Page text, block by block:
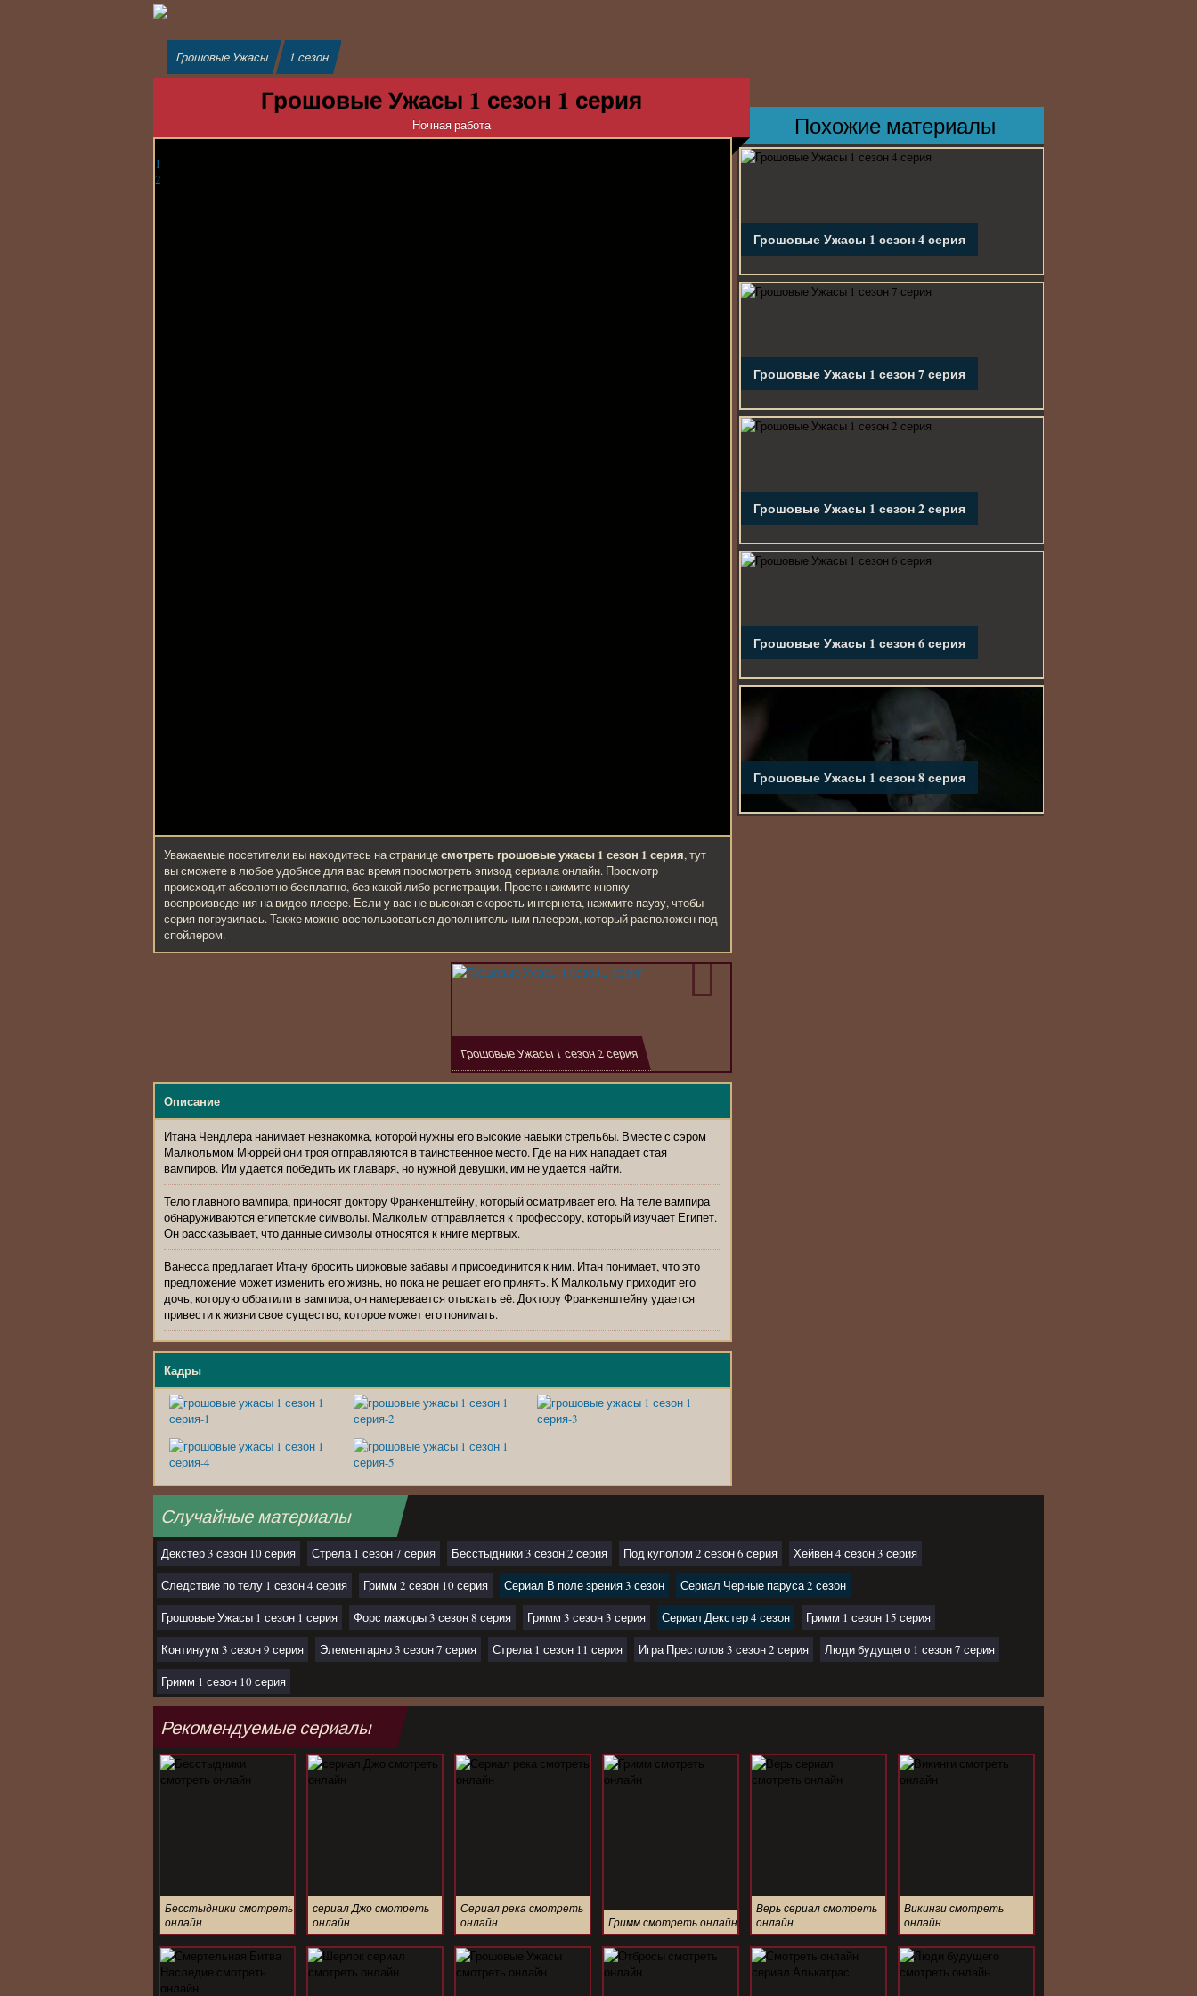
Грошовые Ужасы 1 сезон
Грошовые Ужасы 1 сезон 1 серия
Ночная работа
1
2
Уважаемые посетители вы находитесь на страницесмотреть грошовые ужасы 1 сезон 1 серия, тут
вы сможете в любое удобное для вас время просмотреть эпизод сериала онлайн. Просмотр
происходит абсолютно бесплатно, без какой либо регистрации. Просто нажмите кнопку
воспроизведения на видео плеере. Если у вас не высокая скорость интернета, нажмите паузу, чтобы
серия погрузилась. Также можно воспользоваться дополнительным плеером, который расположен под
спойлером.
Грошовые Ужасы 1 сезон 2 серия
Описание
Итана Чендлера нанимает незнакомка, которой нужны его высокие навыки стрельбы. Вместе с сэром
Малкольмом Мюррей они троя отправляются в таинственное место. Где на них нападает стая
вампиров. Им удается победить их главаря, но нужной девушки, им не удается найти.
Тело главного вампира, приносят доктору Франкенштейну, который осматривает его. На теле вампира
обнаруживаются египетские символы. Малкольм отправляется к профессору, который изучает Египет.
Он рассказывает, что данные символы относятся к книге мертвых.
Ванесса предлагает Итану бросить цирковые забавы и присоединится к ним. Итан понимает, что это
предложение может изменить его жизнь, но пока не решает его принять. К Малкольму приходит его
дочь, которую обратили в вампира, он намеревается отыскать её. Доктору Франкенштейну удается
привести к жизни свое существо, которое может его понимать.
Кадры
Похожие материалы
Грошовые Ужасы 1 сезон 4 серия
Грошовые Ужасы 1 сезон 7 серия
Грошовые Ужасы 1 сезон 2 серия
Грошовые Ужасы 1 сезон 6 серия
Грошовые Ужасы 1 сезон 8 серия
Случайные материалы
Декстер 3 сезон 10 серия Стрела 1 сезон 7 серия Бесстыдники 3 сезон 2 серия Под куполом 2 сезон 6 серия
Хейвен 4 сезон 3 серия
Следствие по телу 1 сезон 4 серия
Гримм 2 сезон 10 серия Сериал В поле зрения 3 сезон
Сериал Черные паруса 2 сезон
Грошовые Ужасы 1 сезон 1 серия
Форс мажоры 3 сезон 8 серия Гримм 3 сезон 3 серия Сериал Декстер 4 сезон
Гримм 1 сезон 15 серия
Континуум 3 сезон 9 серия
Элементарно 3 сезон 7 серия Стрела 1 сезон 11 серия Игра Престолов 3 сезон 2 серия
Люди будущего 1 сезон 7 серия
Гримм 1 сезон 10 серия
Рекомендуемые сериалы
Бесстыдники смотреть
онлайн
сериал Джо смотреть
онлайн
Сериал река смотреть
онлайн
Гримм смотреть онлайн
Верь сериал смотреть
онлайн
Викинги смотреть
онлайн